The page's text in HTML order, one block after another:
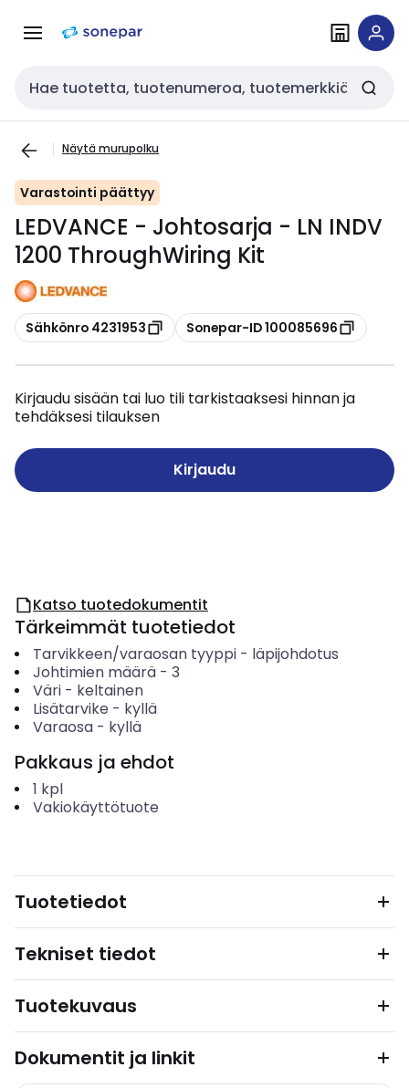
navigointiinsisältöön
Haku
Näytä murupolku
Varastointi päättyy
LEDVANCE - Johtosarja - LN INDV
1200 ThroughWiring Kit
Kopioi
Sähkönro 4231953 Kopioi
Sonepar-ID 100085696
Kirjaudu sisään tai luo tili tarkistaaksesi hinnan ja
tehdäksesi tilauksen
Kirjaudu
Katso tuotedokumentit
Tärkeimmät tuotetiedot
Tarvikkeen/varaosan tyyppi- läpijohdotus
Johtimien määrä- 3
Väri- keltainen
Lisätarvike - kyllä
Varaosa- kyllä
Pakkaus ja ehdot
1 kpl
Vakiokäyttötuote
Tuotetiedot
Tekniset tiedot
Tuotekuvaus
Dokumentit ja linkit